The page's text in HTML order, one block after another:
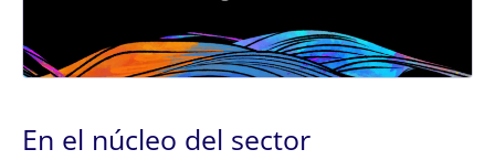
En el núcleo del sector